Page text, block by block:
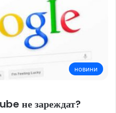
новини
не зареждат?